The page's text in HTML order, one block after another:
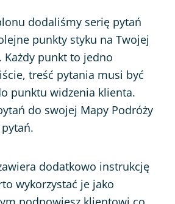
dodaliśmy serię pytań
punkty styku na Twojej
Każdy punkt to jedno
treść pytania musi być
punktu widzenia klienta.
do swojej Mapy Podróży
dodatkowo instrukcję
wykorzystać je jako